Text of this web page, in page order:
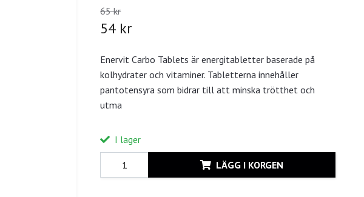
65 kr
54 kr
Enervit Carbo Tablets är energitabletter baserade på
kolhydrater och vitaminer. Tabletterna innehåller
pantotensyra som bidrar till att minska trötthet och
utma
I lager
LÄGG I KORGEN